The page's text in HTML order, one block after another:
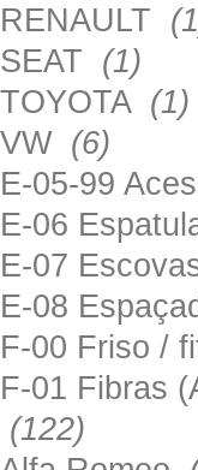
RENAULT
SEAT (1)
TOYOTA (1)
VW (6)
E-05-99
E-06
E-07
E-08
F-00 Friso /
F-01 Fibras
(122)